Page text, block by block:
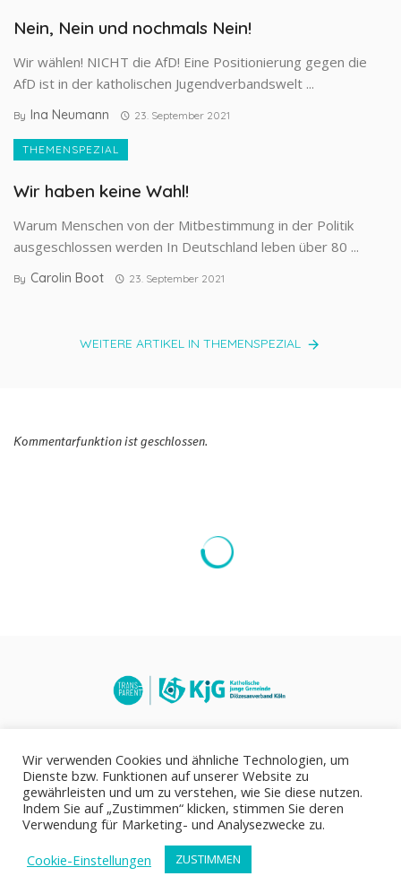
Nein, Nein und nochmals Nein!
Wir wählen! NICHT die AfD! Eine Positionierung gegen die
AfD ist in der katholischen Jugendverbandswelt ...
By Ina Neumann 23. September 2021
THEMENSPEZIAL
Wir haben keine Wahl!
Warum Menschen von der Mitbestimmung in der Politik
ausgeschlossen werden In Deutschland leben über 80 ...
By Carolin Boot 23. September 2021
WEITERE ARTIKEL IN THEMENSPEZIAL
Kommentarfunktion ist geschlossen.
© 2021KjG Diözesanverband Köln
IMPRESSUM DATENSCHUTZ
Wir verwenden Cookies und ähnliche Technologien, um
Dienste bzw. Funktionen auf unserer Website zu
gewährleisten und um zu verstehen, wie Sie diese nutzen.
Indem Sie auf „Zustimmen“ klicken, stimmen Sie deren
Verwendung für Marketing- und Analysezwecke zu.
Cookie-Einstellungen
ZUSTIMMEN